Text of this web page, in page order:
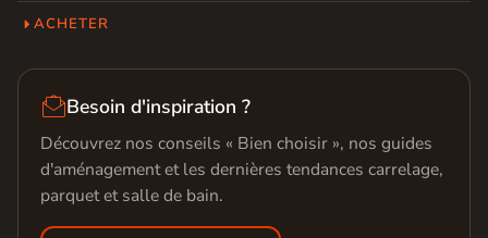
ACHETER
Besoin d'inspiration ?
Découvrez nos conseils « Bien choisir », nos guides
d'aménagement et les dernières tendances carrelage,
parquet et salle de bain.